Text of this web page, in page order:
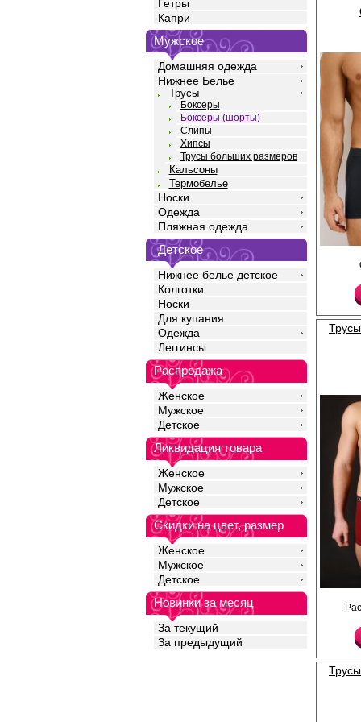
Гетры
Капри
Мужское
Домашняя одежда
Нижнее Белье
Трусы
Боксеры
Боксеры (шорты)
Слипы
Хипсы
Трусы больших размеров
Кальсоны
Термобелье
Носки
Одежда
Пляжная одежда
Детское
Нижнее белье детское
Колготки
Носки
Для купания
Одежда
Леггинсы
Распродажа
Женское
Мужское
Детское
Ликвидация товара
Женское
Мужское
Детское
Скидки на цвет, размер
Женское
Мужское
Детское
Новинки за месяц
За текущий
За предыдущий
силуэта, однотонные,
высококачественного
добавлением
прочность и
идеальное
среднюю посадку,
резинку по талии с
двойной гульфик с
отделочной строчкой.
Эластан 5%
Трусы - шорты
жаккардовая